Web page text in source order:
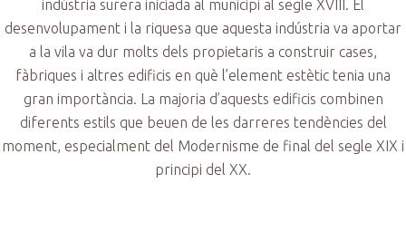
indústria surera iniciada al municipi al segle XVIII. El
desenvolupament i la riquesa que aquesta indústria va aportar
a la vila va dur molts dels propietaris a construir cases,
fàbriques i altres edificis en què l’element estètic tenia una
gran importància. La majoria d’aquests edificis combinen
diferents estils que beuen de les darreres tendències del
moment, especialment del Modernisme de final del segle XIX i
principi del XX.